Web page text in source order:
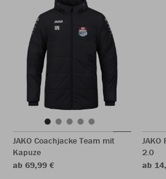
JAKO Coachjacke Team mit
Kapuze
ab 69,99 €
JAKO
2.0
ab